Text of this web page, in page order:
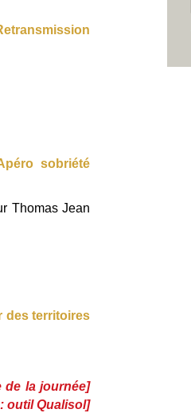
sobriété
Thomas Jean
des territoires
de la journée]
outil Qualisol]